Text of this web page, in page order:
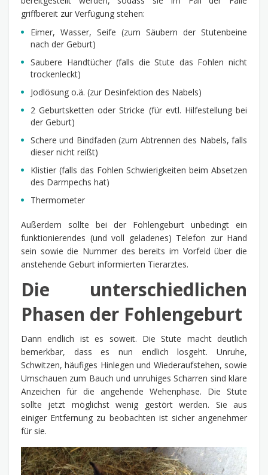
griffbereit zur Verfügung stehen:
Eimer, Wasser, Seife (zum Säubern der Stutenbeine
nach der Geburt)
Saubere Handtücher (falls die Stute das Fohlen nicht
trockenleckt)
Jodlösung o.ä. (zur Desinfektion des Nabels)
2 Geburtsketten oder Stricke (für evtl. Hilfestellung bei
der Geburt)
Schere und Bindfaden (zum Abtrennen des Nabels, falls
dieser nicht reißt)
Klistier (falls das Fohlen Schwierigkeiten beim Absetzen
des Darmpechs hat)
Thermometer
Außerdem sollte bei der Fohlengeburt unbedingt ein
funktionierendes (und voll geladenes) Telefon zur Hand
sein sowie die Nummer des bereits im Vorfeld über die
anstehende Geburt informierten Tierarztes.
Die unterschiedlichen
Phasen der Fohlengeburt
Dann endlich ist es soweit. Die Stute macht deutlich
bemerkbar, dass es nun endlich losgeht. Unruhe,
Schwitzen, häufiges Hinlegen und Wiederaufstehen, sowie
Umschauen zum Bauch und unruhiges Scharren sind klare
Anzeichen für die angehende Wehenphase. Die Stute
sollte jetzt möglichst wenig gestört werden. Sie aus
einiger Entfernung zu beobachten ist sicher angenehmer
für sie.